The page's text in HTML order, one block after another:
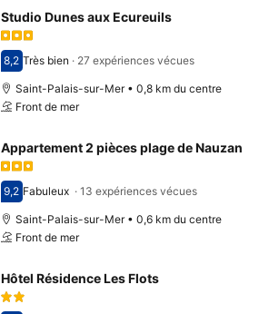
Studio Dunes aux Ecureuils
Avec une note de 8,2
8,2 Très bien · 27 expériences vécues
Saint-Palais-sur-Mer • 0,8 km du centre
Front de mer
Appartement 2 pièces plage de Nauzan
Avec une note de 9,2
9,2 Fabuleux · 13 expériences vécues
Saint-Palais-sur-Mer • 0,6 km du centre
Front de mer
Hôtel Résidence Les Flots